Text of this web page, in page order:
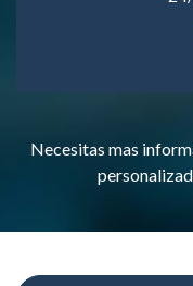
Necesitas mas